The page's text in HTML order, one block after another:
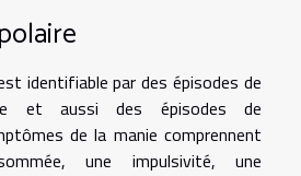
identifiable par des épisodes de
et aussi des épisodes de
de la manie comprennent
une impulsivité, une